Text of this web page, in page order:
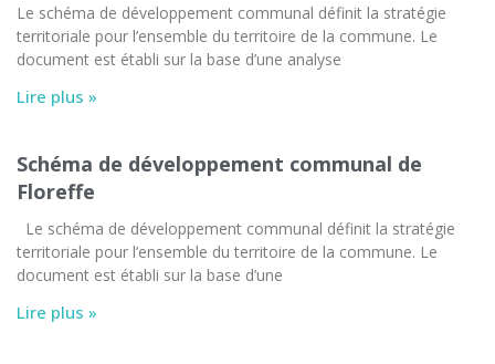
Le schéma de développement communal définit la stratégie
territoriale pour l’ensemble du territoire de la commune. Le
document est établi sur la base d’une analyse
Lire plus »
Schéma de développement communal de
Floreffe
Le schéma de développement communal définit la stratégie
territoriale pour l’ensemble du territoire de la commune. Le
document est établi sur la base d’une
Lire plus »